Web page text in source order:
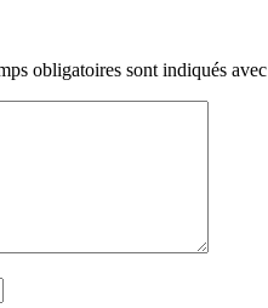
obligatoires sont indiqués avec